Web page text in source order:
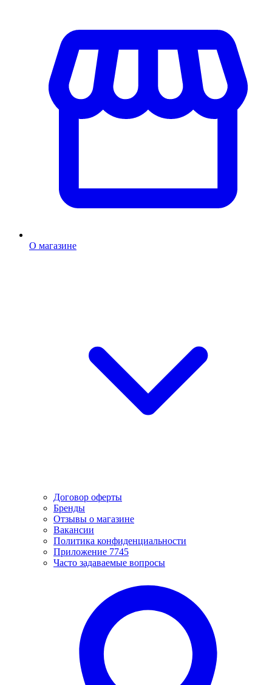
О магазине
Договор оферты
Бренды
Отзывы о магазине
Вакансии
Политика конфиденциальности
Приложение 7745
Часто задаваемые вопросы